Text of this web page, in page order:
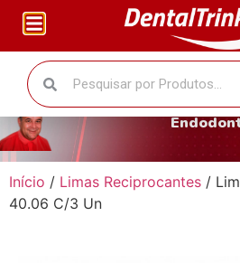
O
Início / Limas Reciprocantes /
40.06 C/3 Un